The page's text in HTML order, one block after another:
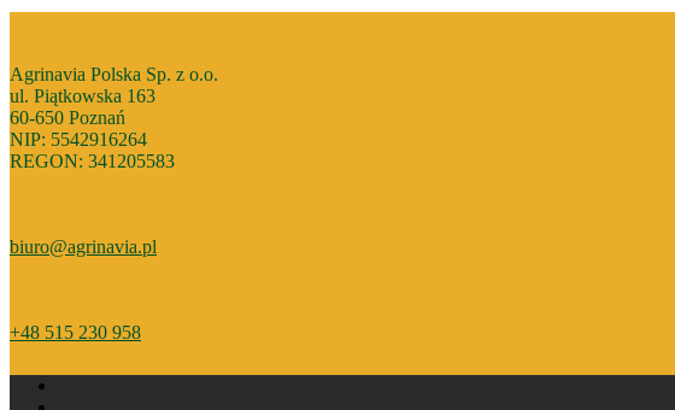
Agrinavia Polska Sp. z o.o.
ul. Piątkowska 163
60-650 Poznań
NIP: 5542916264
REGON: 341205583
biuro@agrinavia.pl
+48 515 230 958